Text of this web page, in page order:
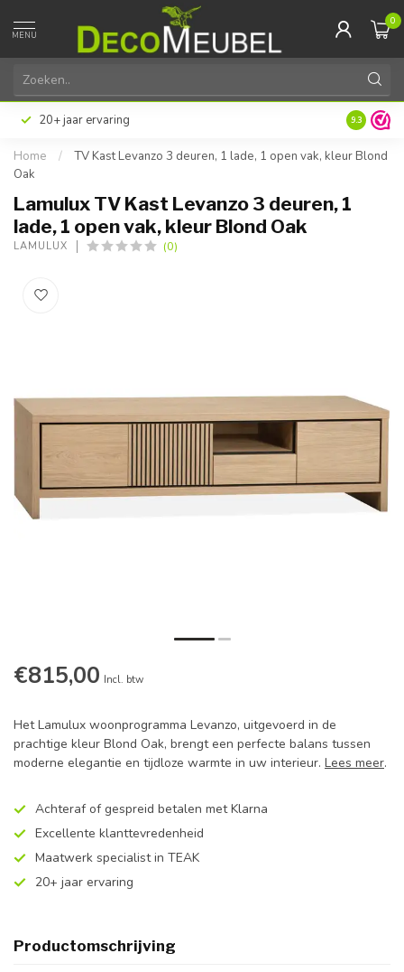
MENU
0
20+ jaar ervaring 9.3
Home /
TV Kast Levanzo 3 deuren, 1 lade, 1 open vak, kleur Blond
Oak
Lamulux TV Kast Levanzo 3 deuren, 1
lade, 1 open vak, kleur Blond Oak
LAMULUX (0)
€815,00 Incl. btw
Het Lamulux woonprogramma Levanzo, uitgevoerd in de
prachtige kleur Blond Oak, brengt een perfecte balans tussen
moderne elegantie en tijdloze warmte in uw interieur. Lees meer.
Achteraf of gespreid betalen met Klarna
Excellente klanttevredenheid
Maatwerk specialist in TEAK
20+ jaar ervaring
Productomschrijving